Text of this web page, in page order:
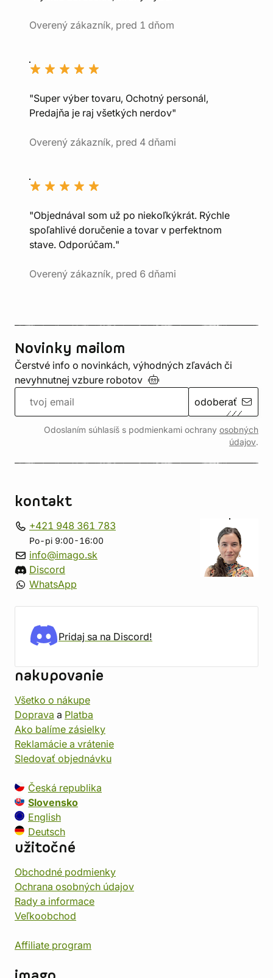
Overený zákazník, pred 1 dňom
"Super výber tovaru, Ochotný personál,
Predajňa je raj všetkých nerdov"
Overený zákazník, pred 4 dňami
"Objednával som už po niekoľkýkrát. Rýchle
spoľahlivé doručenie a tovar v perfektnom
stave. Odporúčam."
Overený zákazník, pred 6 dňami
Novinky mailom
Čerstvé info o novinkách, výhodných zľavách či
nevyhnutnej vzbure robotov
odoberať
Odoslaním súhlasíš s podmienkami ochrany osobných
údajov.
kontakt
+421 948 361 783
Po-pi 9:00-16:00
info@imago.sk
Discord
WhatsApp
Pridaj sa na Discord!
nakupovanie
Všetko o nákupe
Doprava a Platba
Ako balíme zásielky
Reklamácie a vrátenie
Sledovať objednávku
Česká republika
Slovensko
English
Deutsch
užitočné
Obchodné podmienky
Ochrana osobných údajov
Rady a informace
Veľkoobchod
Affiliate program